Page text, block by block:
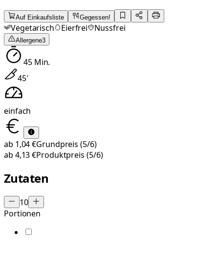
Auf Einkaufsliste Gegessen!
Vegetarisch Eierfrei Nussfrei
Allergene3
45Min.
45′
einfach
ab 1,04 €Grundpreis (5/6)
ab 4,13 €Produktpreis (5/6)
Zutaten
10
Portionen